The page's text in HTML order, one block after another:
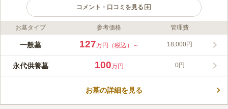
コメント・口コミを見る
ライフドット編集部のコメント
上野懸垂線「上野動物園東園駅」から徒歩7分と、アクセス抜群
楽しめます。春には桜が咲き誇り、心癒されます。大行寺は、天
正16年(1588)圓妙院日感上人を開山として創建した法華経を唯一
の寺院の中でも、最も古くから在る寺の一つとなっています。
みんなの評価
4.3 口コミ2件
お墓タイプ 参考価格 管理費
一般墓 127万円（税込）～ 18,000円
永代供養墓 100万円 0円
お墓の詳細を見る